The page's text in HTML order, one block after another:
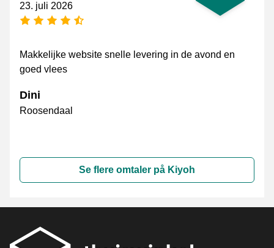
23. juli 2026
[_General:NumberOfStarsPluralFormat]
Makkelijke website snelle levering in de avond en
goed vlees
Dini
Roosendaal
Se flere omtaler på Kiyoh